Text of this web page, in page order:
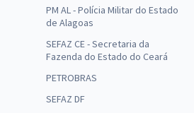
PM AL - Polícia Militar do Estado
de Alagoas
SEFAZ CE - Secretaria da
Fazenda do Estado do Ceará
PETROBRAS
SEFAZ DF